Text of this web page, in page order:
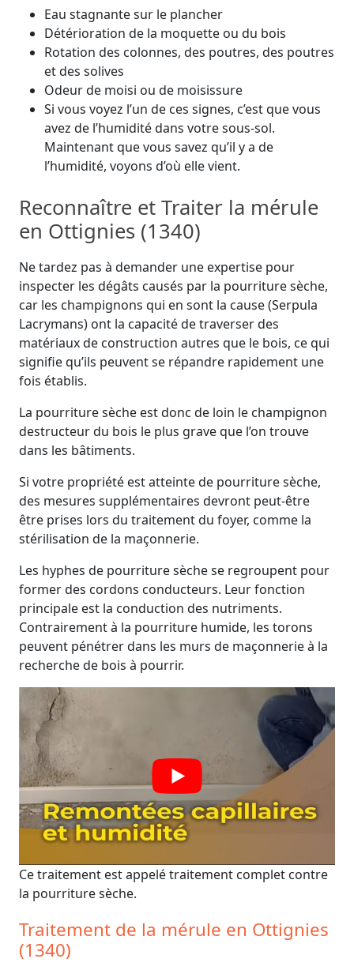
Eau stagnante sur le plancher
Détérioration de la moquette ou du bois
Rotation des colonnes, des poutres, des poutres
et des solives
Odeur de moisi ou de moisissure
Si vous voyez l’un de ces signes, c’est que vous
avez de l’humidité dans votre sous-sol.
Maintenant que vous savez qu’il y a de
l’humidité, voyons d’où elle vient.
Reconnaître et Traiter la mérule
en Ottignies (1340)
Ne tardez pas à demander une expertise pour
inspecter les dégâts causés par la pourriture sèche,
car les champignons qui en sont la cause (Serpula
Lacrymans) ont la capacité de traverser des
matériaux de construction autres que le bois, ce qui
signifie qu’ils peuvent se répandre rapidement une
fois établis.
La pourriture sèche est donc de loin le champignon
destructeur du bois le plus grave que l’on trouve
dans les bâtiments.
Si votre propriété est atteinte de pourriture sèche,
des mesures supplémentaires devront peut-être
être prises lors du traitement du foyer, comme la
stérilisation de la maçonnerie.
Les hyphes de pourriture sèche se regroupent pour
former des cordons conducteurs. Leur fonction
principale est la conduction des nutriments.
Contrairement à la pourriture humide, les torons
peuvent pénétrer dans les murs de maçonnerie à la
recherche de bois à pourrir.
Ce traitement est appelé traitement complet contre
la pourriture sèche.
Traitement de la mérule en Ottignies
(1340)